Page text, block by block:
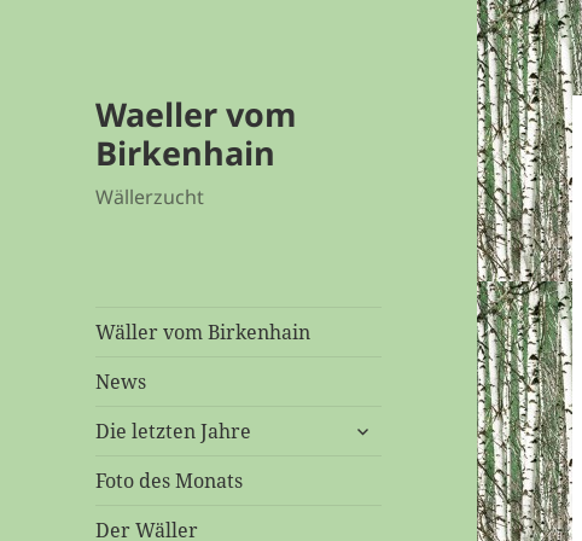
Waeller vom
Birkenhain
Wällerzucht
Wäller vom Birkenhain
News
Die letzten Jahre
untermenü
Foto des Monats
Der Wäller